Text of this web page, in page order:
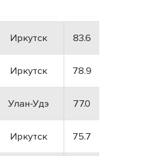
Иркутск 83.6
Иркутск 78.9
Улан-Удэ 77.0
Иркутск 75.7